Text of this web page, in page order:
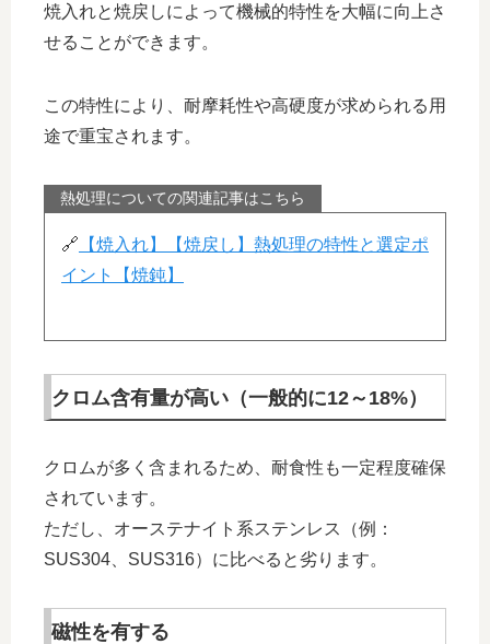
焼入れと焼戻しによって機械的特性を大幅に向上さ
せることができます。
この特性により、耐摩耗性や高硬度が求められる用
途で重宝されます。
熱処理についての関連記事はこちら
🔗 【焼入れ】【焼戻し】熱処理の特性と選定ポ
イント【焼鈍】
クロム含有量が高い（一般的に12～18%）
クロムが多く含まれるため、耐食性も一定程度確保
されています。
ただし、オーステナイト系ステンレス（例：
SUS304、SUS316）に比べると劣ります。
磁性を有する